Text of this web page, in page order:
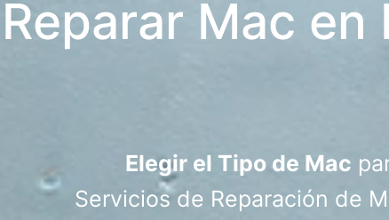
Reparar Mac en
Elegir el Tipo de Mac
Servicios de Reparación de